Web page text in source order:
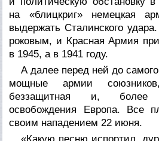
на «блицкриг» немецкая
выдержать Сталинского
роковым, и Красная Армия
в 1945, а в 1941 году.
А далее перед ней до
мощные армии
беззащитная и, более
освобождения Европа. Все
своим нападением 22 июня.